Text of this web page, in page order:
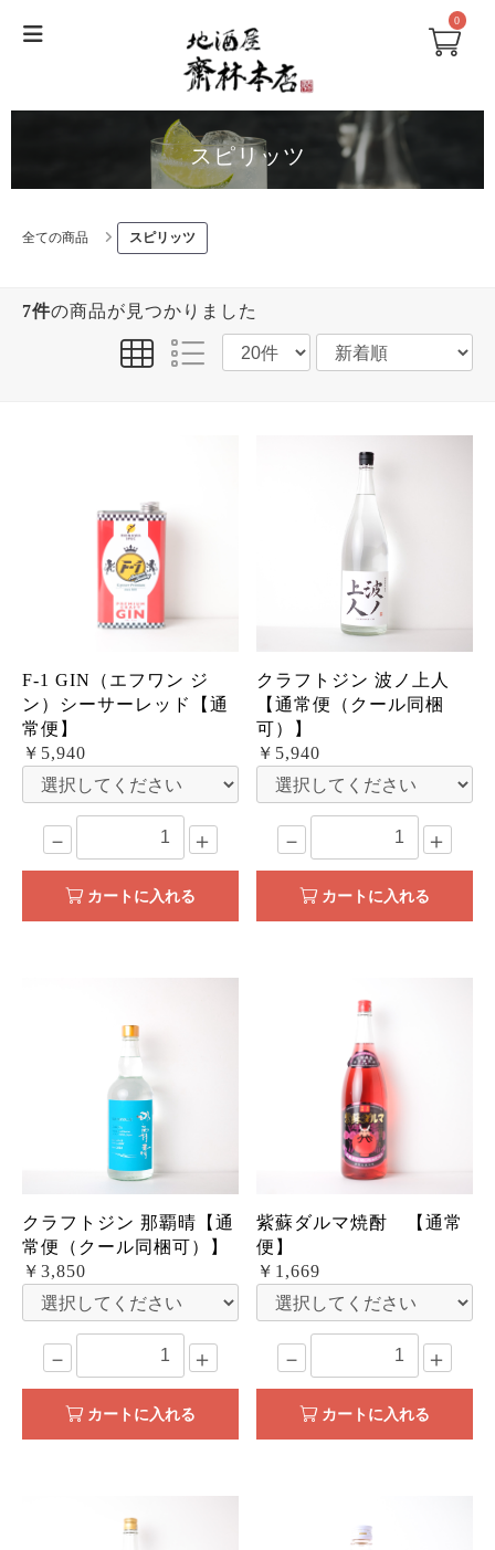
0
スピリッツ
全ての商品 スピリッツ
7件の商品が見つかりました
F-1 GIN（エフワン ジ
ン）シーサーレッド【通
常便】
￥5,940
－ ＋
カートに入れる
クラフトジン 波ノ上人
【通常便（クール同梱
可）】
￥5,940
－ ＋
カートに入れる
クラフトジン 那覇晴【通
常便（クール同梱可）】
￥3,850
－ ＋
カートに入れる
紫蘇ダルマ焼酎 【通常
便】
￥1,669
－ ＋
カートに入れる